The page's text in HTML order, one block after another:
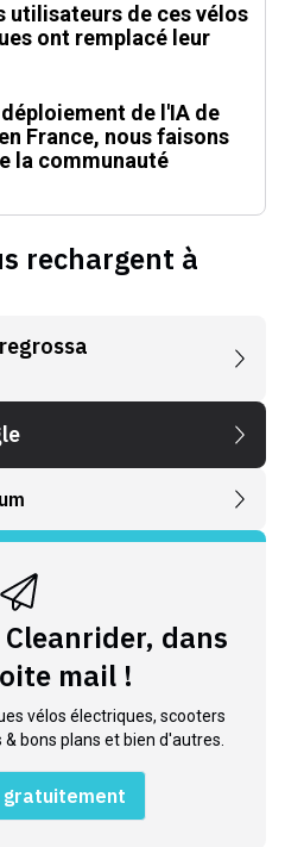
utilisateurs de ces vélos
ont remplacé leur
déploiement de l'IA de
France, nous faisons
la communauté
rechargent à
dans
mail !
vélos électriques, scooters
bons plans et bien d'autres.
gratuitement